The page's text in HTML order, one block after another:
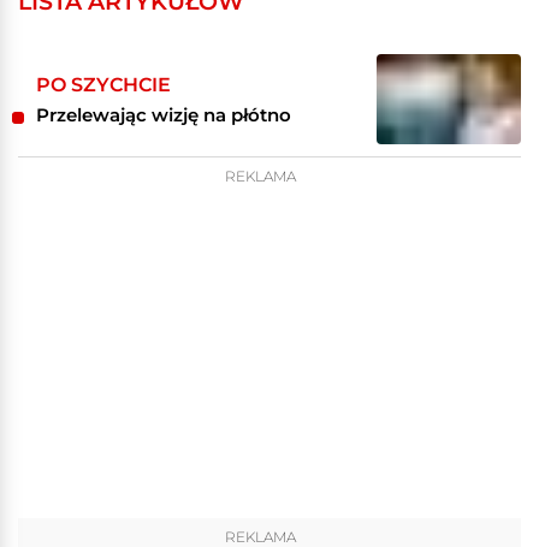
PO SZYCHCIE
Przelewając wizję na płótno
REKLAMA
REKLAMA